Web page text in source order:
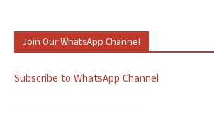
Join Our WhatsApp Channel
Subscribe to WhatsApp Channel